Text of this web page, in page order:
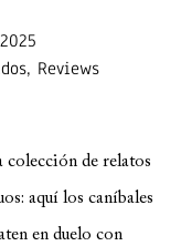
, Reviews
colección de relatos
aquí los caníbales
en duelo con